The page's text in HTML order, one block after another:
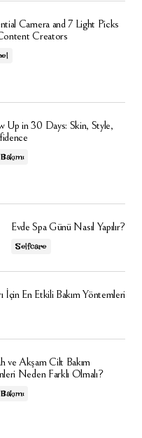
Camera and 7 Light Picks
Creators
Up in 30 Days: Skin, Style,
Evde Spa Günü Nasıl Yapılır?
Selfcare
İçin En Etkili Bakım Yöntemleri
ve Akşam Cilt Bakım
Neden Farklı Olmalı?